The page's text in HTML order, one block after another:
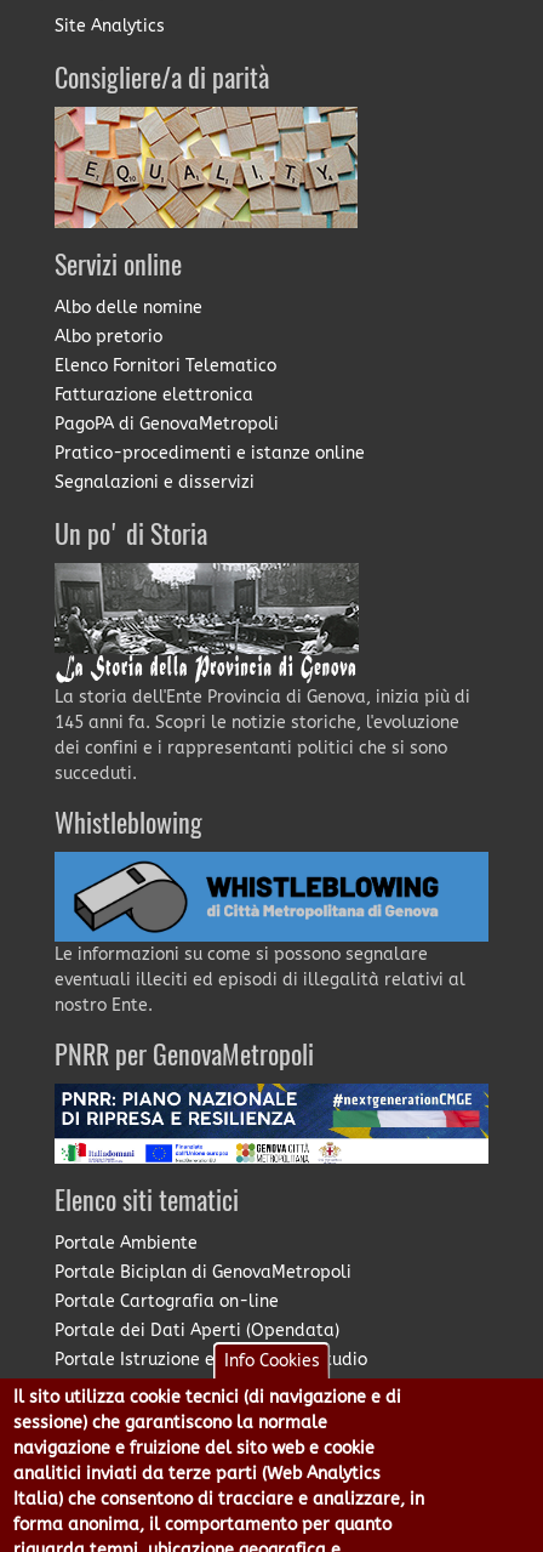
Site Analytics
Consigliere/a di parità
Servizi online
Albo delle nomine
Albo pretorio
Elenco Fornitori Telematico
Fatturazione elettronica
PagoPA di GenovaMetropoli
Pratico-procedimenti e istanze online
Segnalazioni e disservizi
Un po' di Storia
La storia dell'Ente Provincia di Genova, inizia più di
145 anni fa. Scopri le notizie storiche, l'evoluzione
dei confini e i rappresentanti politici che si sono
succeduti.
Whistleblowing
Le informazioni su come si possono segnalare
eventuali illeciti ed episodi di illegalità relativi al
nostro Ente.
PNRR per GenovaMetropoli
Elenco siti tematici
Portale Ambiente
Portale Biciplan di GenovaMetropoli
Portale Cartografia on-line
Portale dei Dati Aperti (Opendata)
Portale Istruzione e Diritto allo Studio
Portale Marketing Territoriale
Portale Piano Strategico Metropolitano
Portale PUMS di GenovaMetropoli
Portale Stazione Unica Appaltante
Pratico: procedimenti e istanze online
Info Cookies
Il sito utilizza cookie tecnici (di navigazione e di
sessione) che garantiscono la normale
navigazione e fruizione del sito web e cookie
analitici inviati da terze parti (Web Analytics
Italia) che consentono di tracciare e analizzare, in
forma anonima, il comportamento per quanto